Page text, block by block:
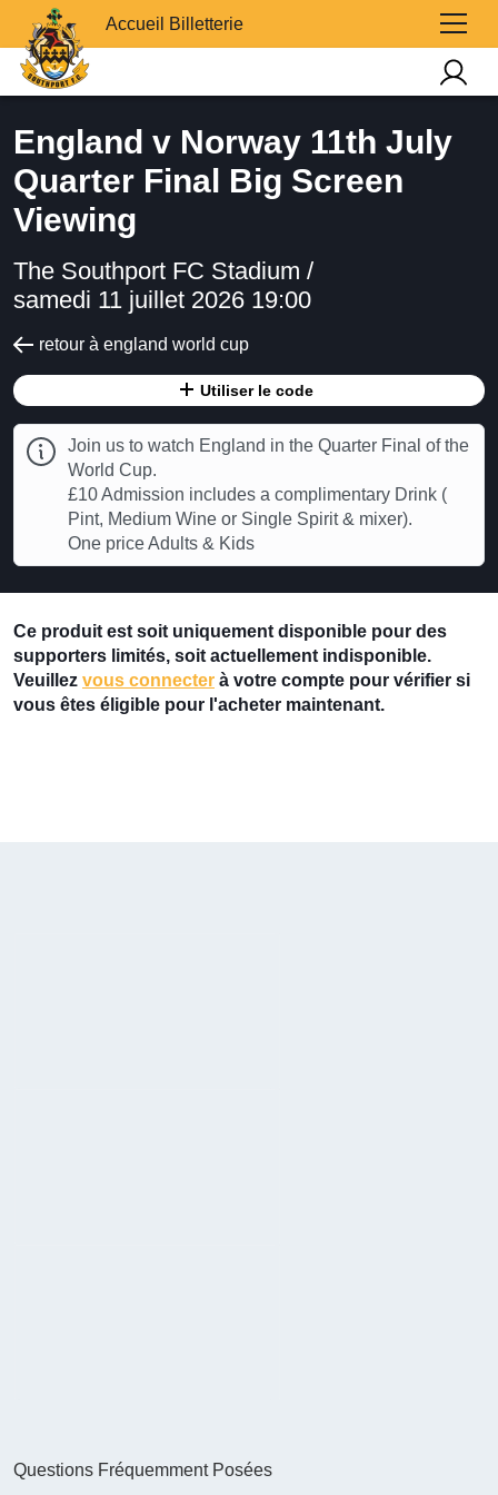
Accueil Billetterie
England v Norway 11th July
Quarter Final Big Screen
Viewing
The Southport FC Stadium /
samedi 11 juillet 2026 19:00
retour à england world cup
Utiliser le code
Join us to watch England in the Quarter Final of the
World Cup.
£10 Admission includes a complimentary Drink (
Pint, Medium Wine or Single Spirit & mixer).
One price Adults & Kids
Ce produit est soit uniquement disponible pour des
supporters limités, soit actuellement indisponible.
Veuillez vous connecter à votre compte pour vérifier si
vous êtes éligible pour l'acheter maintenant.
Questions Fréquemment Posées